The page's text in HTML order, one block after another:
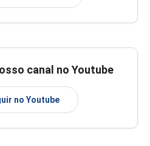
canal no Youtube
no Youtube